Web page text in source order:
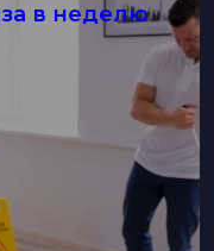
в неделю